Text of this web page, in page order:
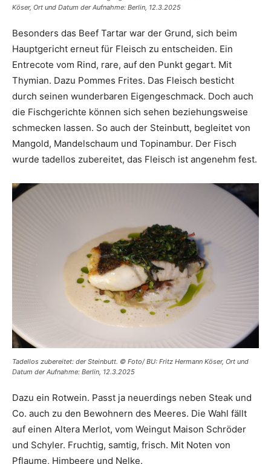
Köser, Ort und Datum der Aufnahme: Berlin, 12.3.2025
Besonders das Beef Tartar war der Grund, sich beim
Hauptgericht erneut für Fleisch zu entscheiden. Ein
Entrecote vom Rind, rare, auf den Punkt gegart. Mit
Thymian. Dazu Pommes Frites. Das Fleisch besticht
durch seinen wunderbaren Eigengeschmack. Doch auch
die Fischgerichte können sich sehen beziehungsweise
schmecken lassen. So auch der Steinbutt, begleitet von
Mangold, Mandelschaum und Topinambur. Der Fisch
wurde tadellos zubereitet, das Fleisch ist angenehm fest.
Tadellos zubereitet: der Steinbutt. © Foto/ BU: Fritz Hermann Köser, Ort und
Datum der Aufnahme: Berlin, 12.3.2025
Dazu ein Rotwein. Passt ja neuerdings neben Steak und
Co. auch zu den Bewohnern des Meeres. Die Wahl fällt
auf einen Altera Merlot, vom Weingut Maison Schröder
und Schyler. Fruchtig, samtig, frisch. Mit Noten von
Pflaume, Himbeere und Nelke.